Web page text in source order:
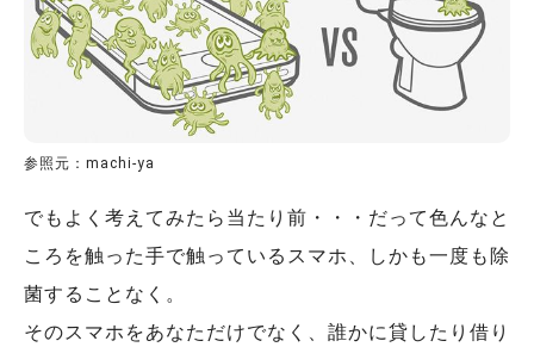
参照元：machi-ya
でもよく考えてみたら当たり前・・・だって色んなと
ころを触った手で触っているスマホ、しかも一度も除
菌することなく。
そのスマホをあなただけでなく、誰かに貸したり借り